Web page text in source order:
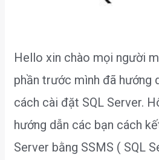
Hello xin chào mọi người
phần trước mình đã hướng
cách cài đặt SQL Server.
hướng dẫn các bạn cách
Server bằng SSMS ( SQL